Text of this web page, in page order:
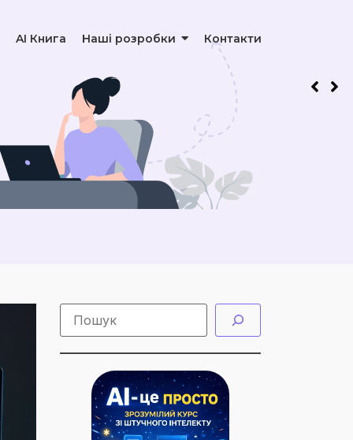
AI Книга Наші розробки Контакти